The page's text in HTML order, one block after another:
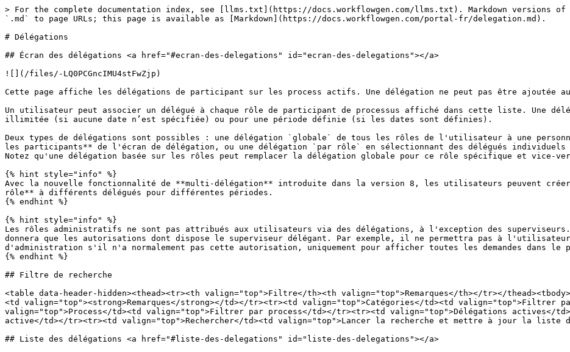
> For the complete documentation index, see [llms.txt](https://docs.workflowgen.com/llms.txt). Markdown versions of
`.md` to page URLs; this page is available as [Markdown](https://docs.workflowgen.com/portal-fr/delegation.md).
# Délégations
## Écran des délégations <a href="#ecran-des-delegations" id="ecran-des-delegations"></a>
![](/files/-LQ0PCGncIMU4stFwZjp)
Cette page affiche les délégations de participant sur les process actifs. Une délégation ne peut pas être ajoutée
Un utilisateur peut associer un délégué à chaque rôle de participant de processus affiché dans cette liste. Une
illimitée (si aucune date n’est spécifiée) ou pour une période définie (si les dates sont définies).
Deux types de délégations sont possibles : une délégation `globale` de tous les rôles de l'utilisateur à une
les participants** de l'écran de délégation, ou une délégation `par rôle` en sélectionnant des délégués individuels
Notez qu'une délégation basée sur les rôles peut remplacer la délégation globale pour ce rôle spécifique et vice-
{% hint style="info" %}
Avec la nouvelle fonctionnalité de **multi-délégation** introduite dans la version 8, les utilisateurs peuvent
rôle** à différents délégués pour différentes périodes.
{% endhint %}
{% hint style="info" %}
Les rôles administratifs ne sont pas attribués aux utilisateurs via des délégations, à l'exception des
donnera que les autorisations dont dispose le superviseur délégant. Par exemple, il ne permettra pas à
d'administration s'il n'a normalement pas cette autorisation, uniquement pour afficher toutes les demandes dans
{% endhint %}
## Filtre de recherche
<table data-header-hidden><thead><tr><th valign="top">Filtre</th><th valign="top">Remarques</th></tr></
<td valign="top"><strong>Remarques</strong></td></tr><tr><td valign="top">Catégories</td><td valign="top">Filtrer
valign="top">Process</td><td valign="top">Filtrer par process</td></tr><tr><td valign="top">Délégations actives</
active</td></tr><tr><td valign="top">Rechercher</td><td valign="top">Lancer la recherche et mettre à jour la liste
## Liste des délégations <a href="#liste-des-delegations" id="liste-des-delegations"></a>